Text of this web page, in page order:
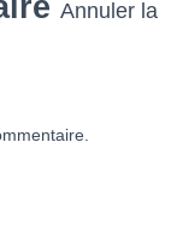
Annuler la